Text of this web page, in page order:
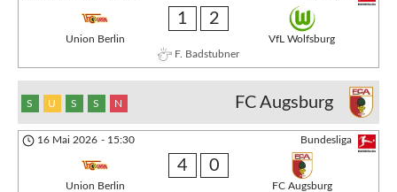
Union Berlin
1 2
VfL Wolfsburg
F. Badstubner
FC Augsburg
S U S S N
Bundesliga
16 Mai 2026 - 15:30
Union Berlin
4 0
FC Augsburg